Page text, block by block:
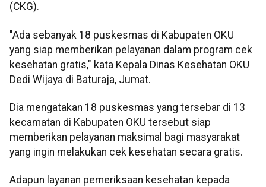
(CKG).
"Ada sebanyak 18 puskesmas di Kabupaten OKU
yang siap memberikan pelayanan dalam program cek
kesehatan gratis," kata Kepala Dinas Kesehatan OKU
Dedi Wijaya di Baturaja, Jumat.
Dia mengatakan 18 puskesmas yang tersebar di 13
kecamatan di Kabupaten OKU tersebut siap
memberikan pelayanan maksimal bagi masyarakat
yang ingin melakukan cek kesehatan secara gratis.
Adapun layanan pemeriksaan kesehatan kepada